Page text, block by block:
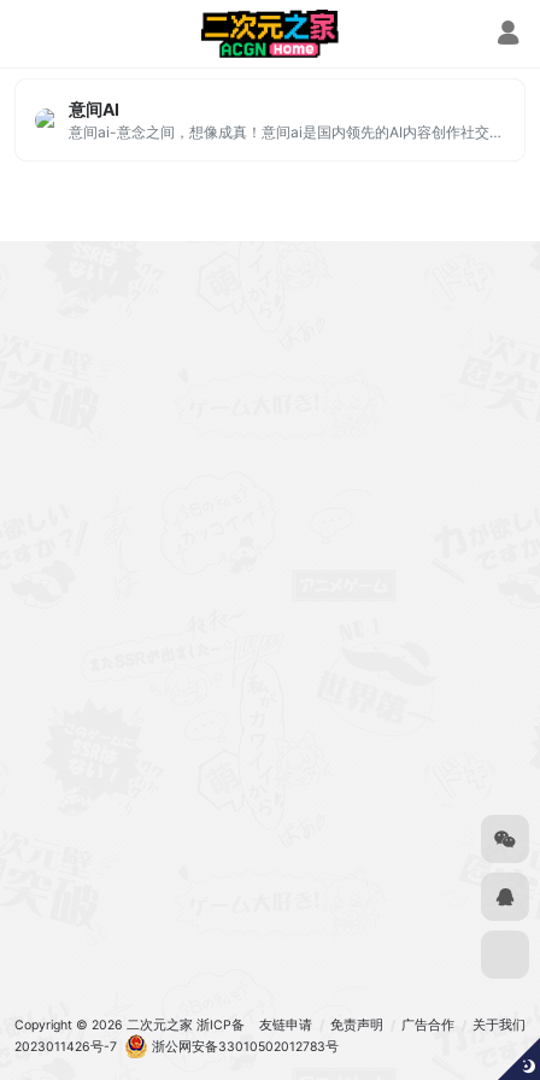
意间AI
意间ai-意念之间，想像成真！意间ai是国内领先的AI内容创作社交平台
友链申请 免责声明 广告合作 关于我们
Copyright © 2026 二次元之家 浙ICP备
2023011426号-7
浙公网安备33010502012783号